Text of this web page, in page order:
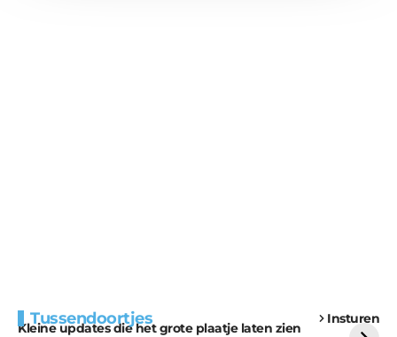
Tussendoortjes Insturen
Kleine updates die het grote plaatje laten zien
voor kabouters
uitdaging